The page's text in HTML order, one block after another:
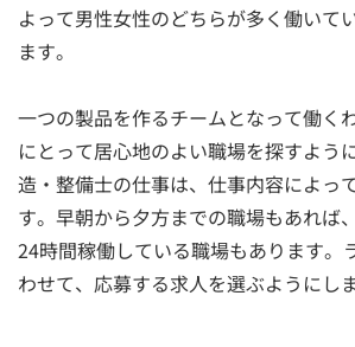
よって男性女性のどちらが多く働いて
ます。
一つの製品を作るチームとなって働く
にとって居心地のよい職場を探すよう
造・整備士の仕事は、仕事内容によっ
す。早朝から夕方までの職場もあれば
24時間稼働している職場もあります。
わせて、応募する求人を選ぶようにし